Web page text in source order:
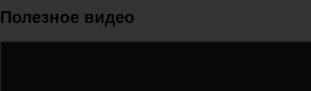
Полезное видео